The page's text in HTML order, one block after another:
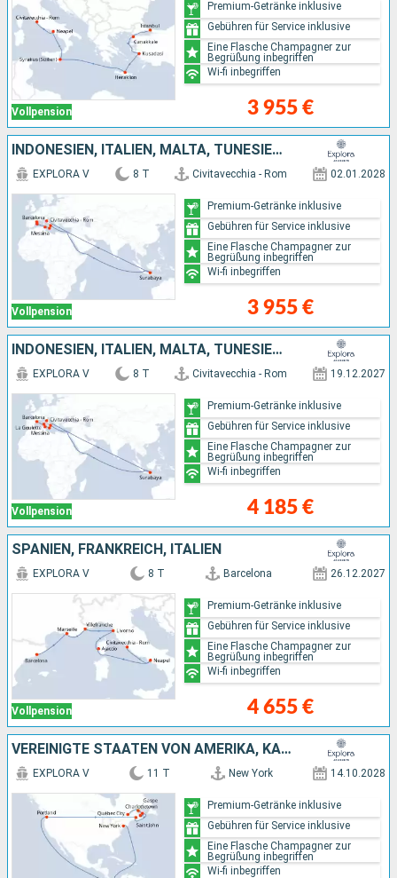
Vollpension 3 955 €
Premium-Getränke inklusive
Gebühren für Service inklusive
Eine Flasche Champagner zur
Begrüßung inbegriffen
Wi-fi inbegriffen
INDONESIEN, ITALIEN, MALTA, TUNESIEN, SPANIEN
Vollpension
EXPLORA V 8 T Civitavecchia - Rom 02.01.2028
3 955 €
Premium-Getränke inklusive
Gebühren für Service inklusive
Eine Flasche Champagner zur
Begrüßung inbegriffen
Wi-fi inbegriffen
INDONESIEN, ITALIEN, MALTA, TUNESIEN, SPANIEN
Vollpension
EXPLORA V 8 T Civitavecchia - Rom 19.12.2027
4 185 €
Premium-Getränke inklusive
Gebühren für Service inklusive
Eine Flasche Champagner zur
Begrüßung inbegriffen
Wi-fi inbegriffen
SPANIEN, FRANKREICH, ITALIEN
Vollpension
EXPLORA V 8 T Barcelona 26.12.2027
4 655 €
Premium-Getränke inklusive
Gebühren für Service inklusive
Eine Flasche Champagner zur
Begrüßung inbegriffen
Wi-fi inbegriffen
VEREINIGTE STAATEN VON AMERIKA, KANADA
EXPLORA V 11 T New York 14.10.2028
Premium-Getränke inklusive
Gebühren für Service inklusive
Eine Flasche Champagner zur
Begrüßung inbegriffen
Wi-fi inbegriffen